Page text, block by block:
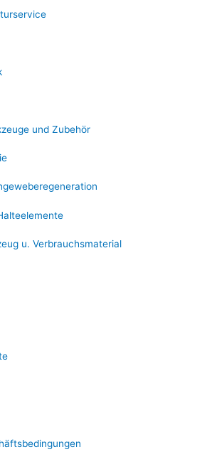
und Zubehör
u. Verbrauchsmaterial